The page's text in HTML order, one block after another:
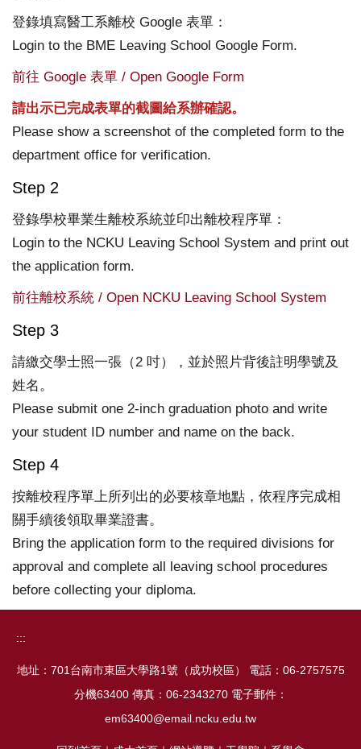
登錄填寫醫工系離校 Google 表單：
Login to the BME Leaving School Google Form.
前往 Google 表單 / Open Google Form
請出示已完成表單的截圖給系辦確認。
Please show a screenshot of the completed form to the
department office for verification.
Step 2
登錄學校畢業生離校系統並印出離校程序單：
Login to the NCKU Leaving School System and print out
the application form.
前往離校系統 / Open NCKU Leaving School System
Step 3
請繳交學士照一張（2 吋），並於照片背後註明學號及
姓名。
Please submit one 2-inch graduation photo and write
your student ID number and name on the back.
Step 4
按離校程序單上所列出的必要核章地點，依程序完成相
關手續後領取畢業證書。
Bring the application form to the required divisions for
approval and complete all leaving school procedures
before collecting your diploma.
:::
地址：701台南市東區大學路1號（成功校區） 電話：06-2757575
分機63400 傳真：06-2343270 電子郵件：
em63400@email.ncku.edu.tw